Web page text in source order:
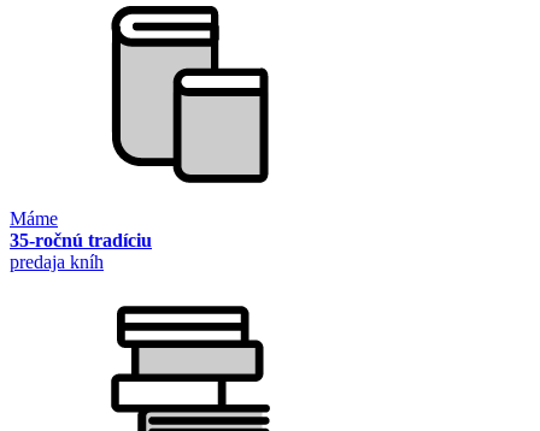
Máme
35-ročnú tradíciu
predaja kníh